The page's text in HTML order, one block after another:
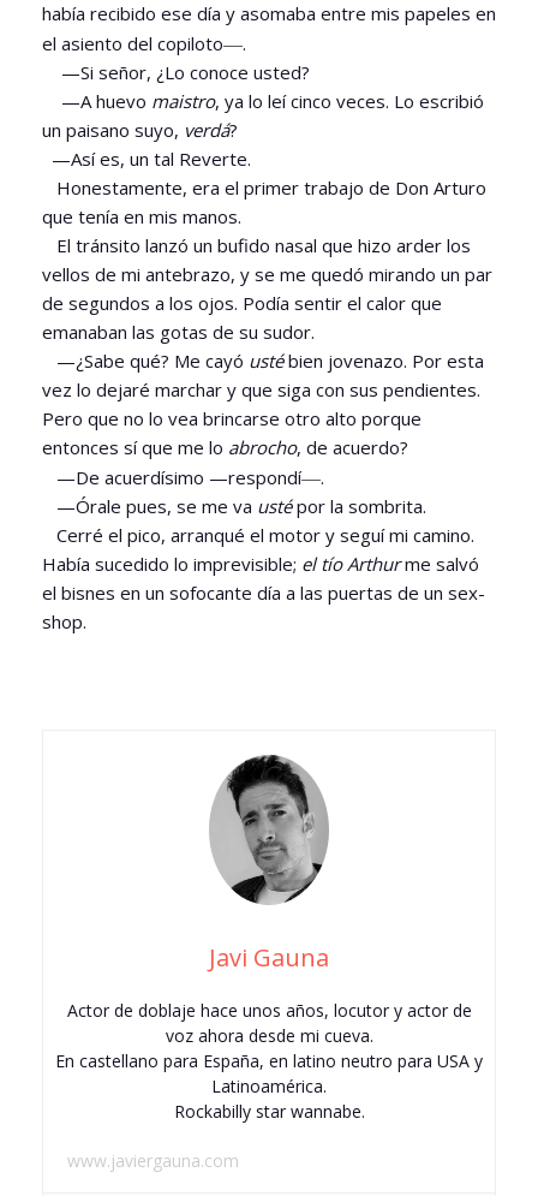
había recibido ese día y asomaba entre mis papeles en
el asiento del copiloto—.
—Si señor, ¿Lo conoce usted?
—A huevo maistro, ya lo leí cinco veces. Lo escribió
un paisano suyo, verdá?
—Así es, un tal Reverte.
Honestamente, era el primer trabajo de Don Arturo
que tenía en mis manos.
El tránsito lanzó un bufido nasal que hizo arder los
vellos de mi antebrazo, y se me quedó mirando un par
de segundos a los ojos. Podía sentir el calor que
emanaban las gotas de su sudor.
—¿Sabe qué? Me cayó ustébien jovenazo. Por esta
vez lo dejaré marchar y que siga con sus pendientes.
Pero que no lo vea brincarse otro alto porque
entonces sí que me lo abrocho, de acuerdo?
—De acuerdísimo —respondí—.
—Órale pues, se me va ustépor la sombrita.
Cerré el pico, arranqué el motor y seguí mi camino.
Había sucedido lo imprevisible; el tío Arthurme salvó
el bisnes en un sofocante día a las puertas de un sex-
shop.
Javi Gauna
Actor de doblaje hace unos años, locutor y actor de
voz ahora desde mi cueva.
En castellano para España, en latino neutro para USA y
Latinoamérica.
Rockabilly star wannabe.
www.javiergauna.com